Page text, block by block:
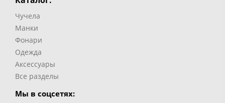
Чучела
Манки
Фонари
Одежда
Аксессуары
Все разделы
Мы в соцсетях: